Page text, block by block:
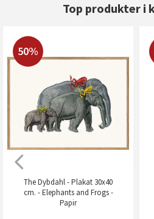
Top produkter i
50%
The Dybdahl - Plakat 30x40
cm. - Elephants and Frogs -
Papir